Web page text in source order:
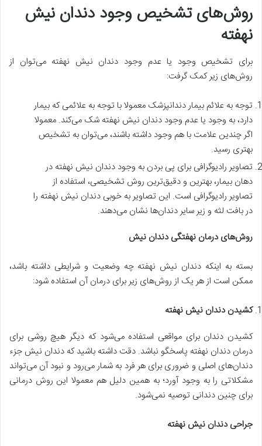
روش‌های تشخیص وجود دندان نیش
نهفته
برای تشخیص وجود یا عدم وجود دندان نیش نهفته می‌توان از
روش‌های زیر کمک گرفت:
توجه به علائم بیمار دندانپزشک معمولا با توجه به علائمی که بیمار
دارد، به وجود یا عدم وجود دندان نیش نهفته شک می‌کند. معمولا
اگر چندین علامت با هم وجود داشته باشند، می‌توان به تشخیص
بهتری رسید.
تصاویر رادیوگرافی برای پی بردن به وجود دندان نیش نهفته در
دهان بیمار، بهترین و دقیق‌ترین روش تشخیصی، استفاده از
تصاویر رادیوگرافی است. این تصاویر به خوبی دندان نیش نهفته را
در بافت لثه و زیر سایر دندان‌ها نشان می‌دهند.
روش‌های درمان نهفتگی دندان نیش
بسته به اینکه دندان نیش نهفته چه وضعیت و شرایطی داشته باشد،
ممکن است از هر یک از روش‌های زیر برای درمان آن استفاده شود:
کشیدن دندان نیش نهفته
کشیدن دندان برای مواقعی استفاده می‌شود که دیگر هیچ روشی برای
درمان دندان نهفته پاسخگو نباشد. دقت داشته باشید که دندان نیش جزء
دندان‌های اصلی و ضروری برای هر فرد به شمار می‌رود و نبود آن می‌تواند
مشکلاتی را به وجود آورد؛ به همین دلیل هم معمولا این روش درمانی
برای چنین دندانی توصیه نمی‌شود.
جراحی دندان نیش نهفته